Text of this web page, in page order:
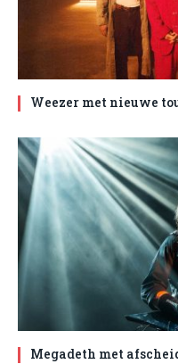
Weezer met nieuwe
Megadeth met